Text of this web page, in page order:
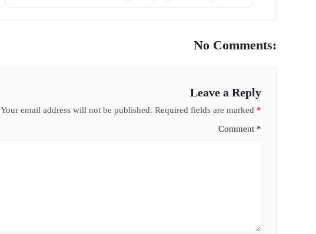
No Comments:
Leave a Reply
Your email address will not be published. Required fields are marked *
Comment *